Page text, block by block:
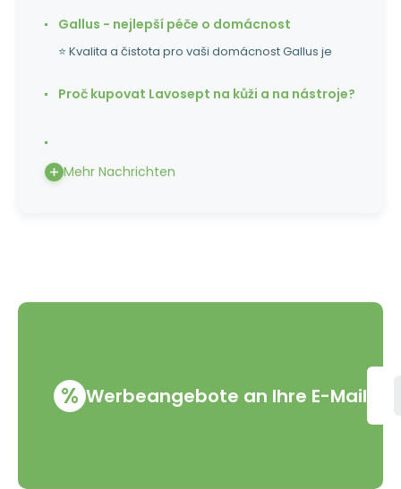
Gallus - nejlepší péče o domácnost
⭐ Kvalita a čistota pro vaši domácnost Gallus je
Proč kupovat Lavosept na kůži a na nástroje?
Mehr Nachrichten
% Werbeangebote an Ihre E-Mail